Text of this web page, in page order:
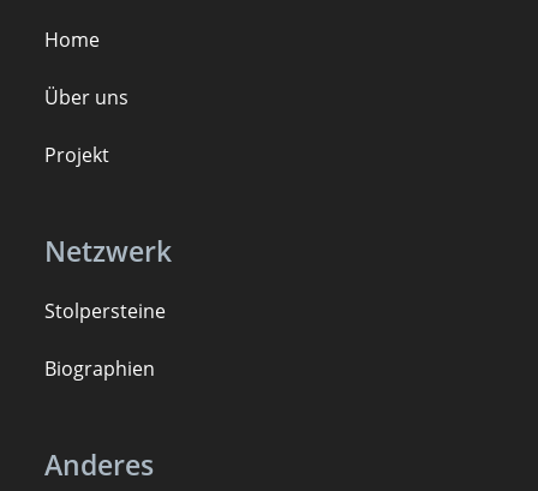
Home
Über uns
Projekt
Netzwerk
Stolpersteine
Biographien
Anderes